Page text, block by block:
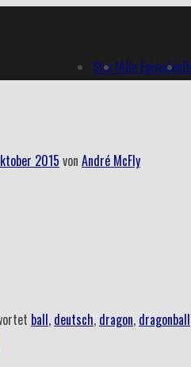
StartAlle Episoden
2015 von André McFly
ball, deutsch, dragon, dragonball